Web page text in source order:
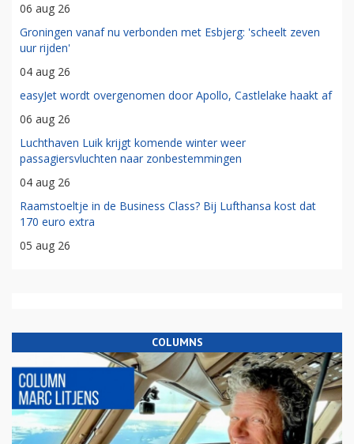
06 aug 26
Groningen vanaf nu verbonden met Esbjerg: 'scheelt zeven
uur rijden'
04 aug 26
easyJet wordt overgenomen door Apollo, Castlelake haakt af
06 aug 26
Luchthaven Luik krijgt komende winter weer
passagiersvluchten naar zonbestemmingen
04 aug 26
Raamstoeltje in de Business Class? Bij Lufthansa kost dat
170 euro extra
05 aug 26
COLUMNS